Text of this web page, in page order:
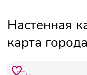
Настенная
карта